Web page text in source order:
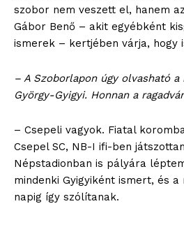
szubjektív
szobor nem veszett el, hanem
Gábor Benő – akit egyébként
ismerek – kertjében várja, hogy
– A Szoborlapon úgy olvasható a
György-Gyigyi. Honnan a
– Csepeli vagyok. Fiatal
Csepel SC, NB-I ifi-ben
Népstadionban is pályára
mindenki Gyigyiként ismert, és
napig így szólítanak.